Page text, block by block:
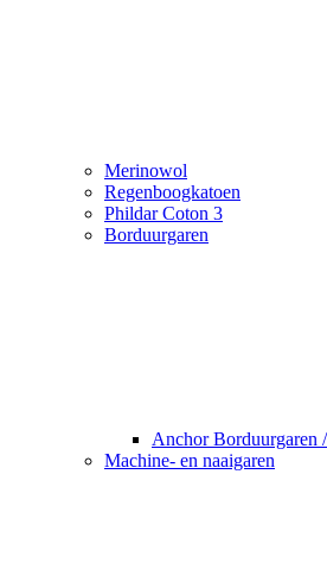
Merinowol
Regenboogkatoen
Phildar Coton 3
Borduurgaren
Anchor Borduurgaren
Machine- en naaigaren